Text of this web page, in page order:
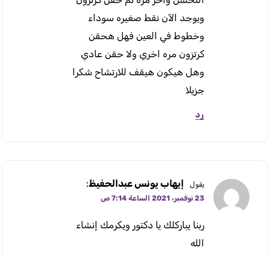
ويوجد الآن نقط صغيره سوداء
وخطوط في العين فهل هحقن
كرتزون مره اخري ولا حقن عادي
وهل هيكون هيقف للارتشاح شكرا
جزيلا
رد
يقول إيهاب يونس عبدالحفيظ:
23 نوفمبر، 2021 الساعة 7:14 ص
ربنا يباركلك يا دكتور ويكرمك إنشاء
الله